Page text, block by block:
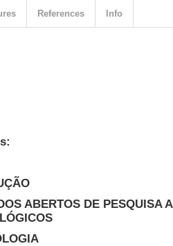
ABERTOS DE PESQUISA
References Info